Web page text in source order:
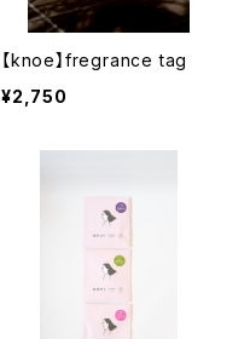
【knoe】fregrance tag
¥2,750